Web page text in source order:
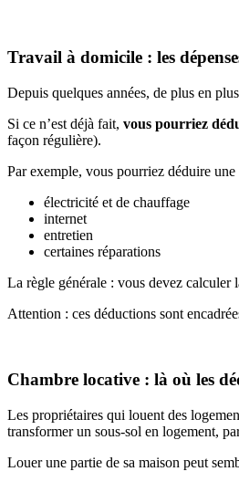
Travail à domicile : les
Depuis quelques années, de plus en
Si ce n’est déjà fait, vous pourriez
façon régulière).
Par exemple, vous pourriez déduire
électricité et de chauffage
internet
entretien
certaines réparations
La règle générale : vous devez
Attention : ces déductions sont
Chambre locative : là où les
Les propriétaires qui louent des
transformer un sous-sol en logement,
Louer une partie de sa maison peut